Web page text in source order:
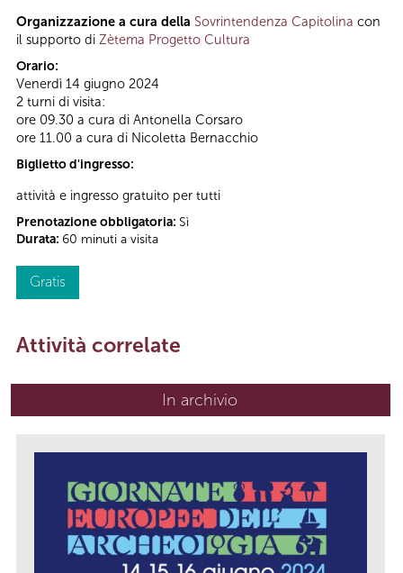
Organizzazione a cura della Sovrintendenza Capitolina con
il supporto di Zètema Progetto Cultura
Orario:
Venerdì 14 giugno 2024
2 turni di visita:
ore 09.30 a cura di Antonella Corsaro
ore 11.00 a cura di Nicoletta Bernacchio
Biglietto d'ingresso:
attività e ingresso gratuito per tutti
Prenotazione obbligatoria: Sì
Durata: 60 minuti a visita
Gratis
Attività correlate
In archivio